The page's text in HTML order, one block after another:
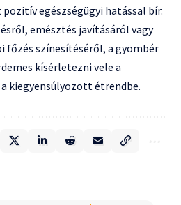
egészségügyi hatással bír.
emésztés javításáról vagy
főzés színesítéséről, a gyömbér
kísérletezni vele a
kiegyensúlyozott étrendbe.